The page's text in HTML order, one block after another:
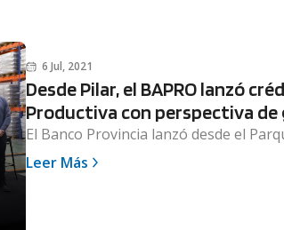
6 Jul, 2021
Desde Pilar, el BAPRO lanzó
Productiva con perspectiva de
El Banco Provincia lanzó desde el
Leer Más